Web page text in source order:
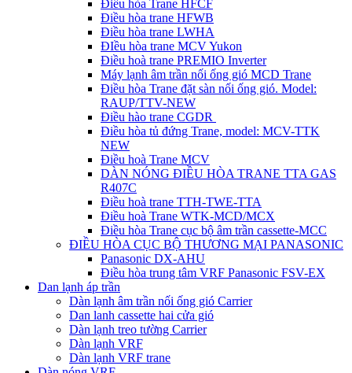
Điều hòa Trane HFCF
Điều hòa trane HFWB
Điều hòa trane LWHA
ĐIều hòa trane MCV Yukon
Điều hoà trane PREMIO Inverter
Máy lạnh âm trần nối ống gió MCD Trane
Điều hòa Trane đặt sàn nối ống gió. Model:
RAUP/TTV-NEW
Điều hào trane CGDR
Điều hòa tủ đứng Trane, model: MCV-TTK
NEW
Điều hoà Trane MCV
DÀN NÓNG ĐIỀU HÒA TRANE TTA GAS
R407C
Điều hoà trane TTH-TWE-TTA
Điều hoà Trane WTK-MCD/MCX
Điều hòa Trane cục bộ âm trần cassette-MCC
ĐIỀU HÒA CỤC BỘ THƯƠNG MẠI PANASONIC
Panasonic DX-AHU
Điều hòa trung tâm VRF Panasonic FSV-EX
Dan lạnh áp trần
Dàn lạnh âm trần nối ống gió Carrier
Dan lanh cassette hai cửa gió
Dàn lạnh treo tường Carrier
Dàn lạnh VRF
Dàn lạnh VRF trane